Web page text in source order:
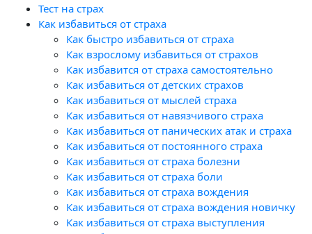
Тест на страх
Как избавиться от страха
Как быстро избавиться от страха
Как взрослому избавиться от страхов
Как избавится от страха самостоятельно
Как избавиться от детских страхов
Как избавиться от мыслей страха
Как избавиться от навязчивого страха
Как избавиться от панических атак и страха
Как избавиться от постоянного страха
Как избавиться от страха болезни
Как избавиться от страха боли
Как избавиться от страха вождения
Как избавиться от страха вождения новичку
Как избавиться от страха выступления